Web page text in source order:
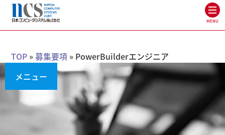
MENU
TOP »募集要項 » PowerBuilderエンジニア
メニュー